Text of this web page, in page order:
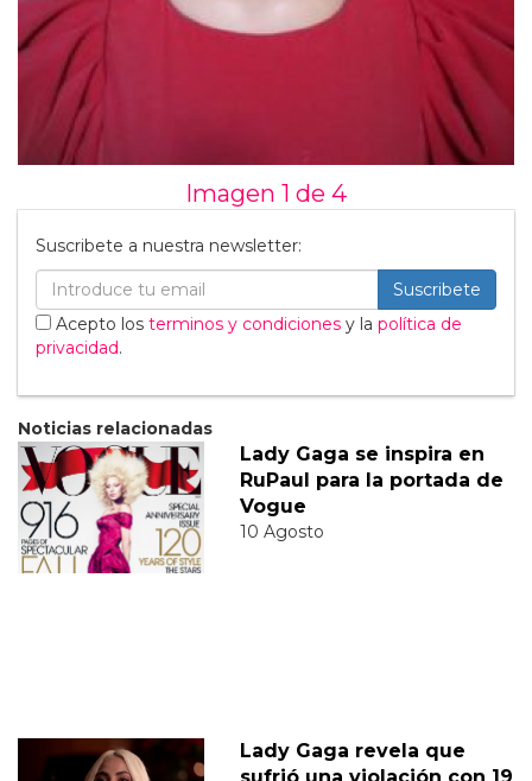
Imagen 1 de 4
Suscribete a nuestra newsletter:
Suscribete
Acepto los terminos y condiciones y la política de
privacidad.
Noticias relacionadas
Lady Gaga se inspira en
RuPaul para la portada de
Vogue
10 Agosto
Lady Gaga revela que
sufrió una violación con 19